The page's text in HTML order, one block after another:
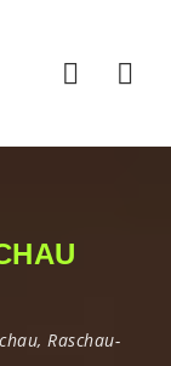
, Raschau-